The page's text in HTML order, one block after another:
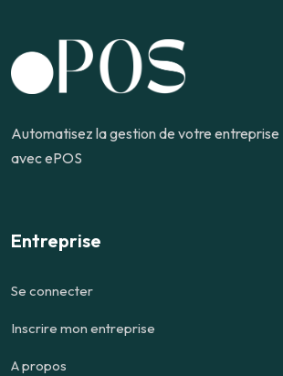
Automatisez la gestion de votre entreprise
avec ePOS
Entreprise
Se connecter
Inscrire mon entreprise
A propos